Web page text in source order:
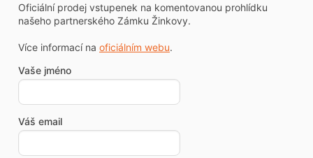
Oficiální prodej vstupenek na komentovanou prohlídku
našeho partnerského Zámku Žinkovy.
Více informací na oficiálním webu.
Vaše jméno
Váš email